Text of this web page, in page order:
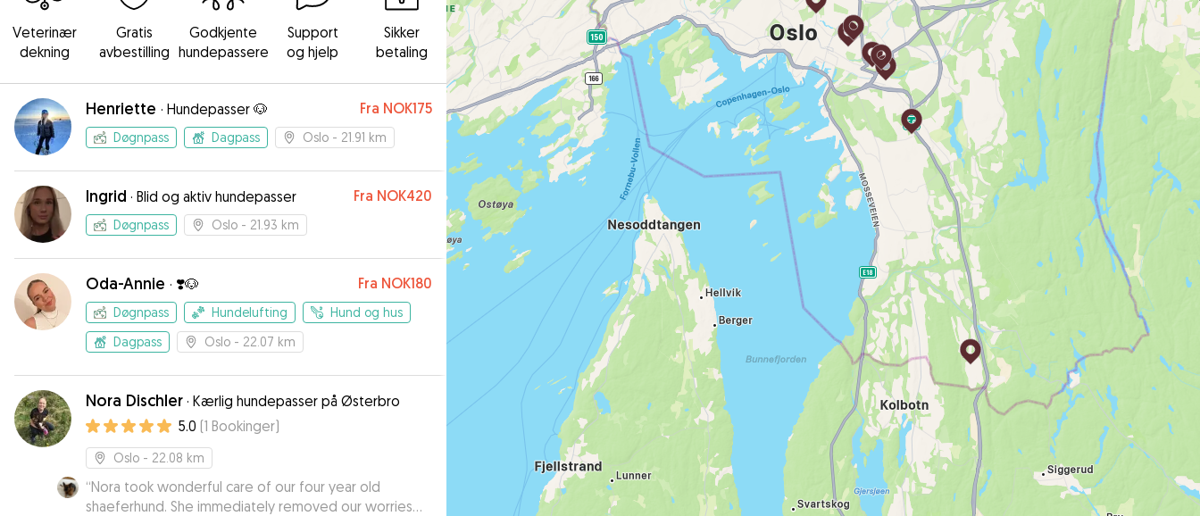
Veterinær
dekning
Gratis
avbestilling
Godkjente
hundepassere
Support
og hjelp
Sikker
betaling
Henriette · Hundepasser 🐶 Fra NOK175
Døgnpass Dagpass Oslo - 21.91 km
Ingrid · Blid og aktiv hundepasser Fra NOK420
Døgnpass Oslo - 21.93 km
Oda-Annie · ❣️🐶 Fra NOK180
Døgnpass Hundelufting
Hund og hus
Dagpass
Oslo - 22.07 km
Nora Dischler · Kærlig hundepasser på Østerbro
5.0 (1 Bookinger)
Oslo - 22.08 km
“Nora took wonderful care of our four year old
shaeferhund. She immediately removed our worries